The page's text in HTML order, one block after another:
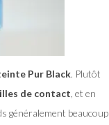
Pur Black. Plutôt
de contact , et en
généralement beaucoup